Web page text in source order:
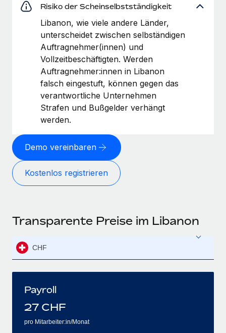
Risiko der Scheinselbstständigkeit
Libanon, wie viele andere Länder,
unterscheidet zwischen selbständigen
Auftragnehmer(innen) und
Vollzeitbeschäftigten. Werden
Auftragnehmer:innen in Libanon
falsch eingestuft, können gegen das
verantwortliche Unternehmen
Strafen und Bußgelder verhängt
werden.
Demo vereinbaren
Kostenlos registrieren
Transparente Preise im Libanon
CHF
Payroll
27 CHF
pro Mitarbeiter:in/Monat